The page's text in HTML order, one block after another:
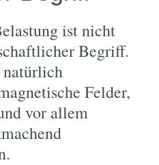
ist nicht
Begriff.
Felder,
vor allem